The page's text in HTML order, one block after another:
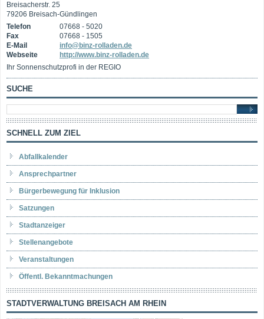
Breisacherstr. 25
79206 Breisach-Gündlingen
Telefon
07668 - 5020
Fax
07668 - 1505
E-Mail
info@binz-rolladen.de
Webseite
http://www.binz-rolladen.de
Ihr Sonnenschutzprofi in der REGIO
SUCHE
SCHNELL ZUM ZIEL
Abfallkalender
Ansprechpartner
Bürgerbewegung für Inklusion
Satzungen
Stadtanzeiger
Stellenangebote
Veranstaltungen
Öffentl. Bekanntmachungen
STADTVERWALTUNG BREISACH AM RHEIN